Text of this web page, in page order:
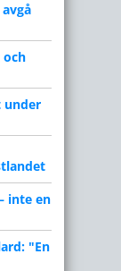
och
under
inte en
"En